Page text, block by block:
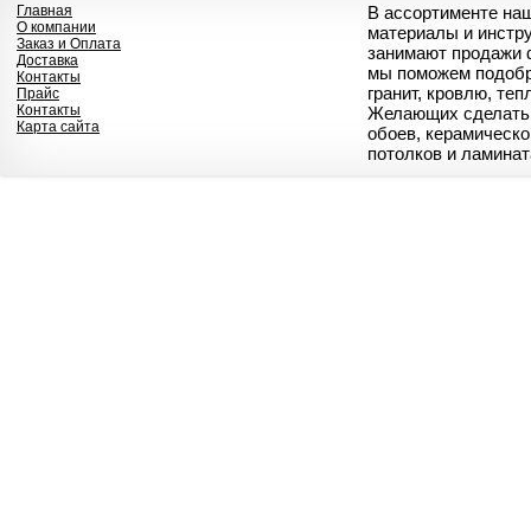
Главная
О компании
Заказ и Оплата
Доставка
Контакты
Прайс
Контакты
Карта сайта
В ассортименте
материалы и
занимают продажи
мы поможем
гранит, кровлю,
Желающих сделать
обоев,
потолков и